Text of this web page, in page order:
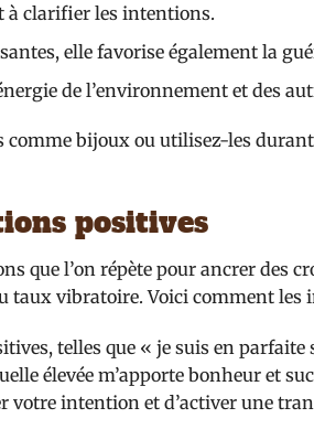
à clarifier les intentions.
elle favorise également la
de l’environnement et des
comme bijoux ou utilisez-les
positives
que l’on répète pour ancrer des
taux vibratoire. Voici comment les
telles que « je suis en
élevée m’apporte bonheur et
intention et d’activer une